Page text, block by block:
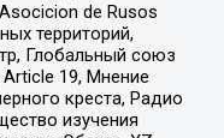
de Rusos
территорий,
Глобальный союз
Article 19, Мнение
креста, Радио
изучения